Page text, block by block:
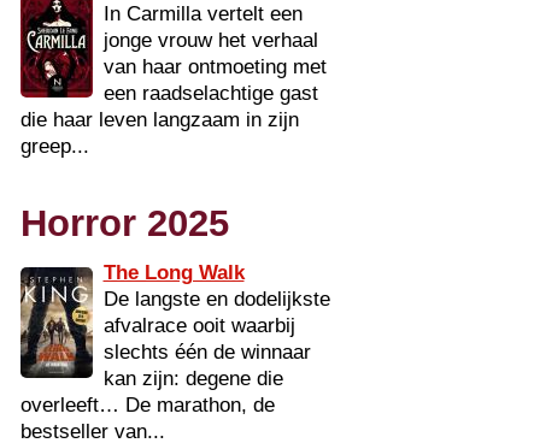
In Carmilla vertelt een
jonge vrouw het verhaal
van haar ontmoeting met
een raadselachtige gast
die haar leven langzaam in zijn
greep...
Horror 2025
The Long Walk
De langste en dodelijkste
afvalrace ooit waarbij
slechts één de winnaar
kan zijn: degene die
overleeft… De marathon, de
bestseller van...